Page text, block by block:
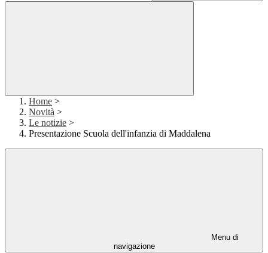
Home >
Novità >
Le notizie >
Presentazione Scuola dell'infanzia di Maddalena
Menu di
navigazione